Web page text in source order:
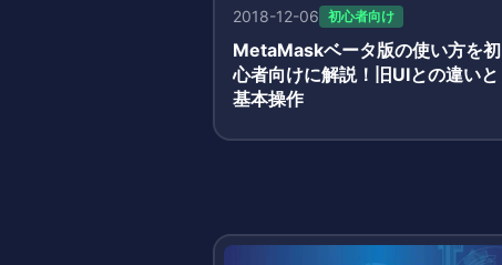
2018-12-06 初心者向け
MetaMaskベータ版の使い方を初
心者向けに解説！旧UIとの違いと
基本操作